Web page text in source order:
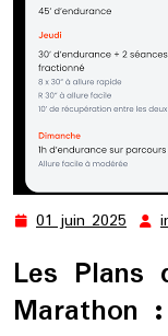
01 juin 2025 01
2025
Les Plans
Marathon